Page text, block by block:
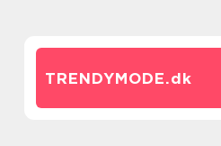
TRENDYMODE.dk